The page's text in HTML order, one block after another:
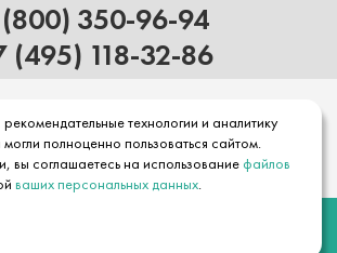
технологии и аналитику
могли полноценно пользоваться сайтом.
вы соглашаетесь на использование файлов
ваших персональных данных.
350-96-94
(495) 118-32-86
интернет-магазин hansgrohe